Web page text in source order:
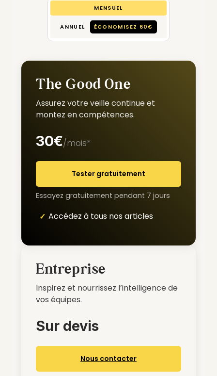
MENSUEL
ANNUEL ÉCONOMISEZ 60€
The Good One
Assurez votre veille continue et
montez en compétences.
30€/mois*
Tester gratuitement
Essayez gratuitement pendant 7 jours
Accédez à tous nos articles
Entreprise
Inspirez et nourrissez l’intelligence de
vos équipes.
Sur devis
Nous contacter